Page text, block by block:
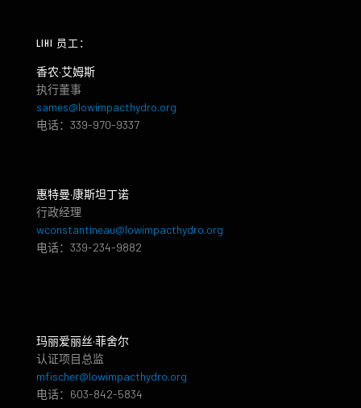
LIHI 员工：
香农·艾姆斯
执行董事
sames@lowimpacthydro.org
电话：339-970-9337
惠特曼·康斯坦丁诺
行政经理
wconstantineau@lowimpacthydro.org
电话：339-234-9882
玛丽爱丽丝·菲舍尔
认证项目总监
mfischer@lowimpacthydro.org
电话：603-842-5834